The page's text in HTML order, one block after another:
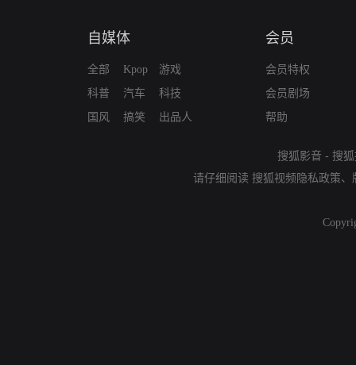
自媒体
全部
科普
国风
Kpop
汽车
搞笑
游戏
科技
出品人
会员
会员特权
会员剧场
帮助
搜狐影音 - 搜
请仔细阅读 搜狐视频隐私政策、